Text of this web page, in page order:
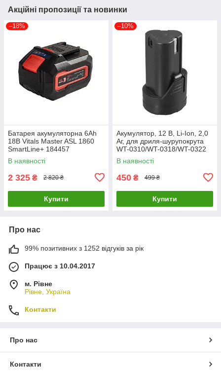
Акційні пропозиції та новинки
–18%
Батарея акумуляторна 6Ah
18В Vitals Master ASL 1860
SmartLine+ 184457
В наявності
2 325 ₴ 2 820 ₴
Купити
–10%
Акумулятор, 12 В, Li-Ion, 2,0
Аг, для дриля-шурупокрута
WT-0310/WT-0318/WT-0322
INTERTOOL WT-0319
В наявності
450 ₴ 499 ₴
Купити
Про нас
99% позитивних з 1252 відгуків за рік
Працює з 10.04.2017
м. Рівне
Рівне, Україна
Контакти
Про нас
Контакти